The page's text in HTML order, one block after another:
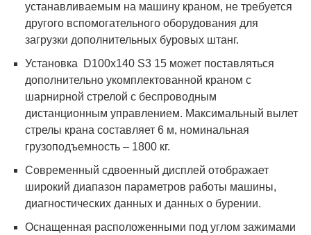
устанавливаемым на машину краном, не требуется
другого вспомогательного оборудования для
загрузки дополнительных буровых штанг.
Установка D100x140 S3 15 может поставляться
дополнительно укомплектованной краном с
шарнирной стрелой с беспроводным
дистанционным управлением. Максимальный вылет
стрелы крана составляет 6 м, номинальная
грузоподъемность – 1800 кг.
Современный сдвоенный дисплей отображает
широкий диапазон параметров работы машины,
диагностических данных и данных о бурении.
Оснащенная расположенными под углом зажимами